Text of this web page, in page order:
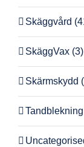
Skäggvård
SkäggVax (3)
Skärmskydd